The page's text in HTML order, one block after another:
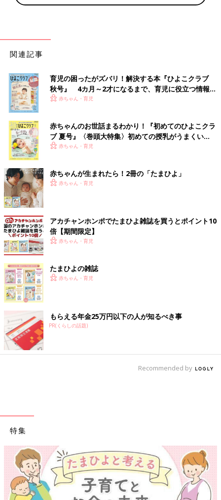
関連記事
育児の困ったがズバリ！解決する本『ひよこクラブ
秋号』 4カ月～2才になるまで、育児に役立つ情報が
いっぱい！
赤ちゃん・育児
赤ちゃんのお世話まるわかり！『初めてのひよこクラ
ブ 夏号』〈巻頭大特集〉初めての授乳がうまくい
く！ おっぱい・ミルクの基本と夏のトラブル 解決テ
赤ちゃん・育児
赤ちゃんが生まれたら！2冊の「たまひよ」
赤ちゃん・育児
アカチャンホンポでたまひよ雑誌を買うとポイント10
倍【期間限定】
赤ちゃん・育児
たまひよの雑誌
赤ちゃん・育児
もらえる年金25万円以下の人が知るべき事
PR(くらしの話題)
Recommended by
特集
【ワクチン接種できるものも】妊婦の感染症対策、知っておいて！